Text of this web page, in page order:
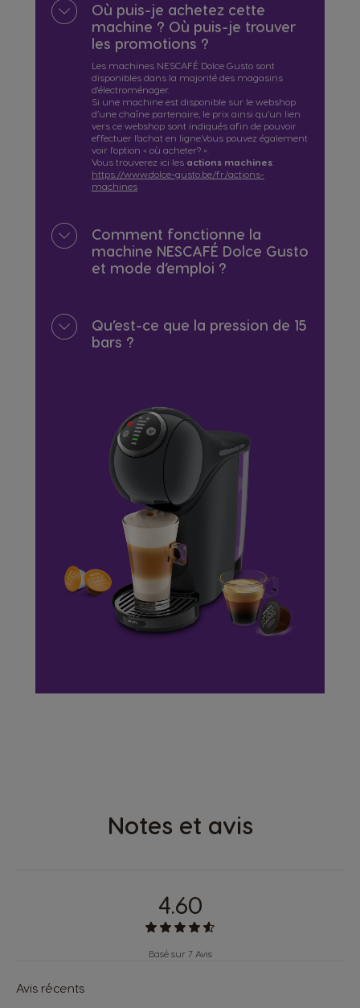
Où puis-je achetez cette
machine ? Où puis-je trouver
les promotions ?
Les machines NESCAFÉ Dolce Gusto sont
disponibles dans la majorité des magasins
d'électroménager.
Si une machine est disponible sur le webshop
d’une chaîne partenaire, le prix ainsi qu’un lien
vers ce webshop sont indiqués afin de pouvoir
effectuer l’achat en ligne.Vous pouvez également
voir l'option « où acheter? ».
Vous trouverez ici les actions machines:
https://www.dolce-gusto.be/fr/actions-
machines
Comment fonctionne la
machine NESCAFÉ Dolce Gusto
et mode d’emploi ?
Qu’est-ce que la pression de 15
bars ?
Notes et avis
4.60
Basé sur 7 Avis
Avis récents